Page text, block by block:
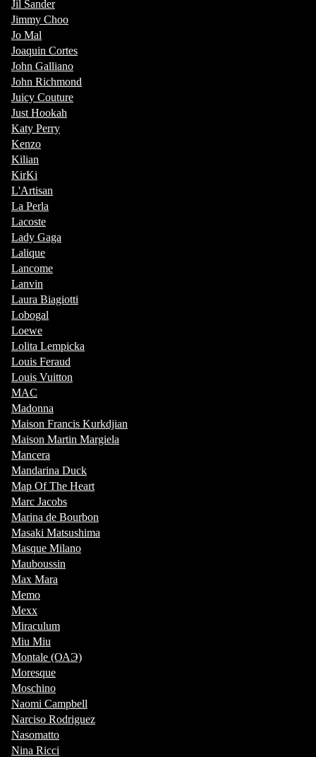
Jil Sander
Jimmy Choo
Jo Mal
Joaquin Cortes
John Galliano
John Richmond
Juicy Couture
Just Hookah
Katy Perry
Kenzo
Kilian
KirKi
L'Artisan
La Perla
Lacoste
Lady Gaga
Lalique
Lancome
Lanvin
Laura Biagiotti
Lobogal
Loewe
Lolita Lempicka
Louis Feraud
Louis Vuitton
MAC
Madonna
Maison Francis Kurkdjian
Maison Martin Margiela
Mancera
Mandarina Duck
Map Of The Heart
Marc Jacobs
Marina de Bourbon
Masaki Matsushima
Masque Milano
Mauboussin
Max Mara
Memo
Mexx
Miraculum
Miu Miu
Montale (ОАЭ)
Moresque
Moschino
Naomi Campbell
Narciso Rodriguez
Nasomatto
Nina Ricci